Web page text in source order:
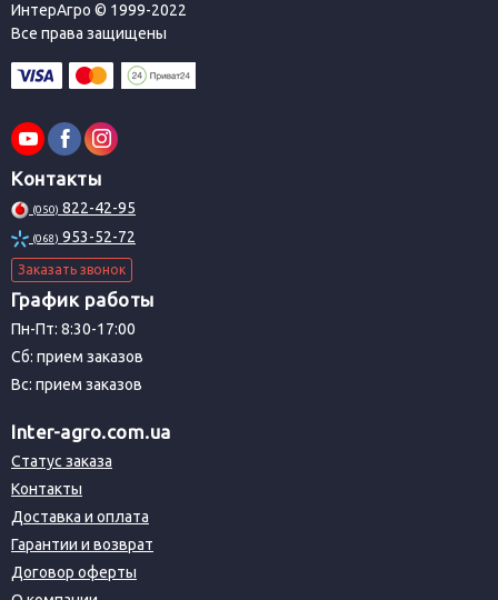
ИнтерАгро © 1999-2022
Все права защищены
Контакты
(050) 822-42-95
(068) 953-52-72
Заказать звонок
График работы
Пн-Пт: 8:30-17:00
Сб: прием заказов
Вс: прием заказов
Inter-agro.com.ua
Статус заказа
Контакты
Доставка и оплата
Гарантии и возврат
Договор оферты